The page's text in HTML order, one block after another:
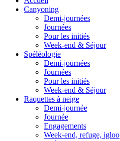
Canyoning
Demi-journées
Journées
Pour les initiés
Week-end & Séjour
Spéléologie
Demi-journées
Journées
Pour les initiés
Week-end & Séjour
Raquettes à neige
Demi-journée
Journée
Engagements
Week-end, refuge, igloo